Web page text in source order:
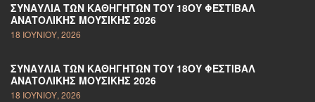
ΣΥΝΑΥΛΊΑ ΤΩΝ ΚΑΘΗΓΗΤΏΝ ΤΟΥ 18ΟΥ ΦΕΣΤΙΒΆΛ
ΑΝΑΤΟΛΙΚΉΣ ΜΟΥΣΙΚΉΣ 2026
18 ΙΟΥΝΊΟΥ, 2026
ΣΥΝΑΥΛΊΑ ΤΩΝ ΚΑΘΗΓΗΤΏΝ ΤΟΥ 18ΟΥ ΦΕΣΤΙΒΆΛ
ΑΝΑΤΟΛΙΚΉΣ ΜΟΥΣΙΚΉΣ 2026
18 ΙΟΥΝΊΟΥ, 2026